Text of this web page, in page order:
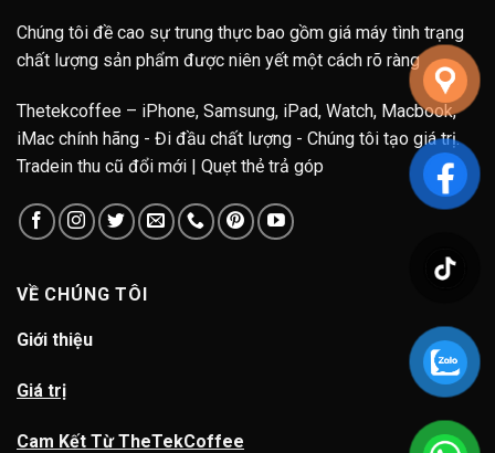
Chúng tôi đề cao sự trung thực bao gồm giá máy tình trạng
chất lượng sản phẩm được niên yết một cách rõ ràng
Thetekcoffee – iPhone, Samsung, iPad, Watch, Macbook,
iMac chính hãng - Đi đầu chất lượng - Chúng tôi tạo giá trị.
Tradein thu cũ đổi mới | Quẹt thẻ trả góp
VỀ CHÚNG TÔI
Giới thiệu
Giá trị
Cam Kết Từ TheTekCoffee